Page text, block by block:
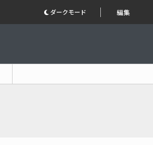
ダークモード 編集